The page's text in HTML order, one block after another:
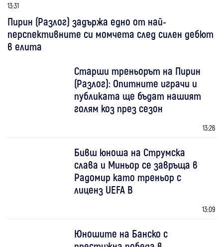
13:31
Пирин (Разлог) задържа едно от най-
перспективните си момчета след силен дебют
в елита
Старши треньорът на Пирин
(Разлог): Опитните играчи и
публиката ще бъдат нашият
голям коз през сезон
13:26
Бивш юноша на Струмска
слава и Миньор се завръща в
Радомир като треньор с
лиценз UEFA B
13:09
Юношите на Банско с